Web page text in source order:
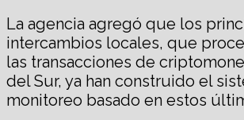
La agencia agregó que los
intercambios locales, que
las transacciones de
del Sur, ya han construido el
monitoreo basado en estos